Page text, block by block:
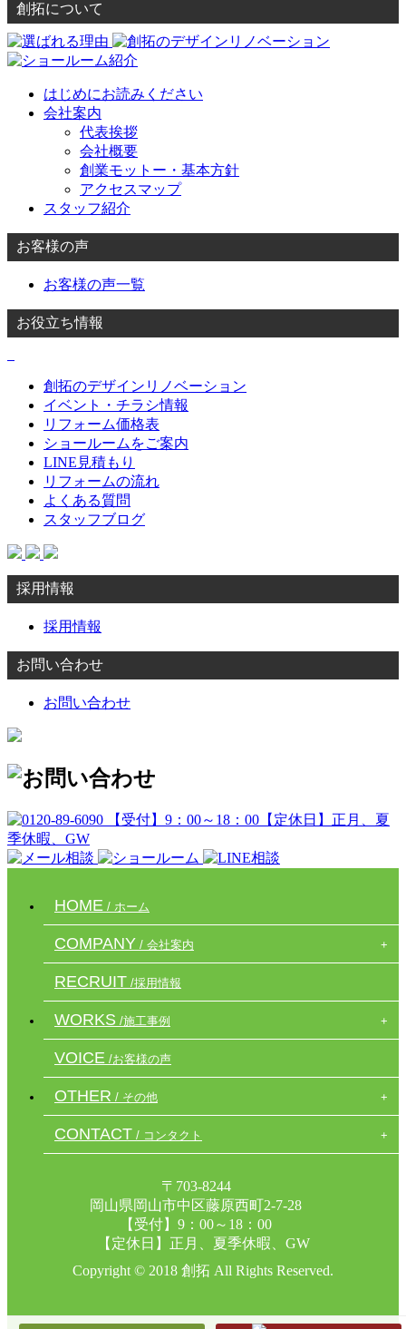
創拓について
はじめにお読みください
会社案内
代表挨拶
会社概要
創業モットー・基本方針
アクセスマップ
スタッフ紹介
お客様の声
お客様の声一覧
お役立ち情報
創拓のデザインリノベーション
イベント・チラシ情報
リフォーム価格表
ショールームをご案内
LINE見積もり
リフォームの流れ
よくある質問
スタッフブログ
採用情報
採用情報
お問い合わせ
お問い合わせ
HOME / ホーム
COMPANY / 会社案内
RECRUIT /採用情報
WORKS /施工事例
VOICE /お客様の声
OTHER / その他
CONTACT / コンタクト
〒703-8244
岡山県岡山市中区藤原西町2-7-28
【受付】9：00～18：00
【定休日】正月、夏季休暇、GW
Copyright © 2018 創拓 All Rights Reserved.